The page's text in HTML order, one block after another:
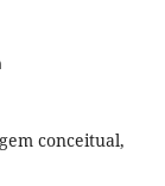
conceitual,